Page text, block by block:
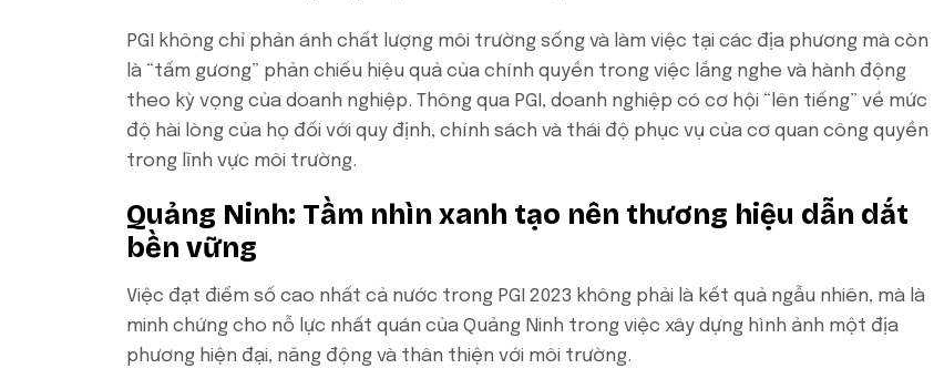
PGI không chỉ phản ánh chất lượng môi trường sống và làm việc tại các địa phương mà còn
là “tấm gương” phản chiếu hiệu quả của chính quyền trong việc lắng nghe và hành động
theo kỳ vọng của doanh nghiệp. Thông qua PGI, doanh nghiệp có cơ hội “lên tiếng” về mức
độ hài lòng của họ đối với quy định, chính sách và thái độ phục vụ của cơ quan công quyền
trong lĩnh vực môi trường.
Quảng Ninh: Tầm nhìn xanh tạo nên thương hiệu dẫn dắt
bền vững
Việc đạt điểm số cao nhất cả nước trong PGI 2023 không phải là kết quả ngẫu nhiên, mà là
minh chứng cho nỗ lực nhất quán của Quảng Ninh trong việc xây dựng hình ảnh một địa
phương hiện đại, năng động và thân thiện với môi trường.